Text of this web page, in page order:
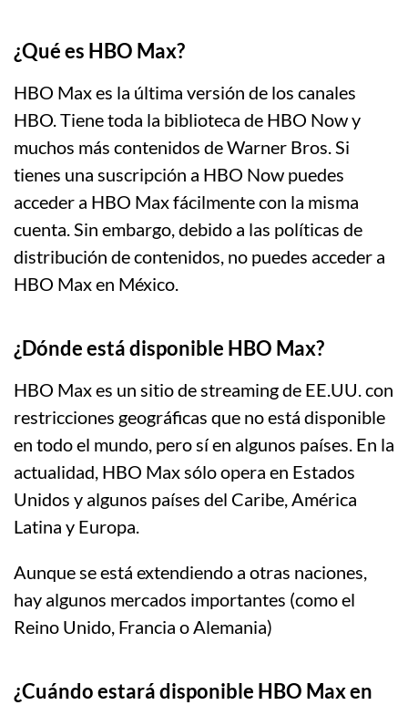
¿Qué es HBO Max?
HBO Max es la última versión de los canales
HBO. Tiene toda la biblioteca de HBO Now y
muchos más contenidos de Warner Bros. Si
tienes una suscripción a HBO Now puedes
acceder a HBO Max fácilmente con la misma
cuenta. Sin embargo, debido a las políticas de
distribución de contenidos, no puedes acceder a
HBO Max en México.
¿Dónde está disponible HBO Max?
HBO Max es un sitio de streaming de EE.UU. con
restricciones geográficas que no está disponible
en todo el mundo, pero sí en algunos países. En la
actualidad, HBO Max sólo opera en Estados
Unidos y algunos países del Caribe, América
Latina y Europa.
Aunque se está extendiendo a otras naciones,
hay algunos mercados importantes (como el
Reino Unido, Francia o Alemania)
¿Cuándo estará disponible HBO Max en